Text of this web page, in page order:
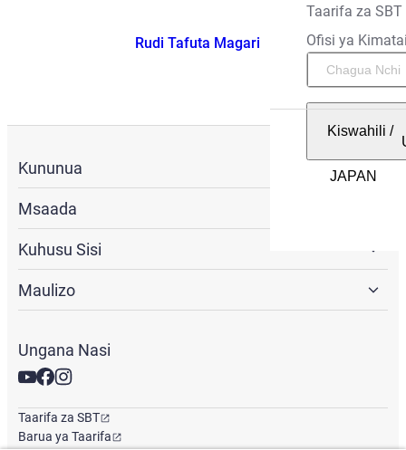
Taarifa za SBT
Ofisi ya
Kiswahili /
Rudi Tafuta Magari
Kununua
Msaada
Kuhusu Sisi
Maulizo
Ungana Nasi
Taarifa za SBT
Barua ya Taarifa